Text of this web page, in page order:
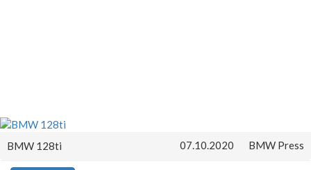
BMW 128ti 07.10.2020 BMW Press